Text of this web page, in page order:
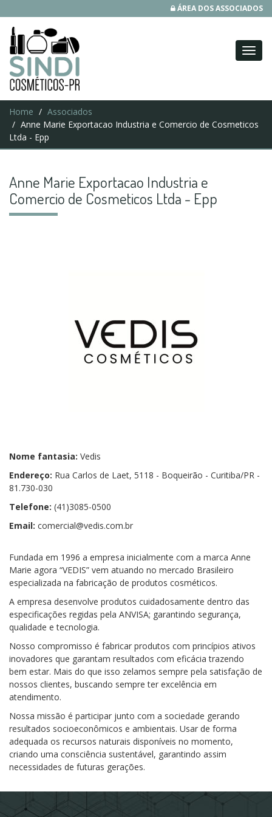
ÁREA DOS ASSOCIADOS
Home
Associados
Anne Marie Exportacao Industria e Comercio de Cosmeticos
Ltda - Epp
Anne Marie Exportacao Industria e
Comercio de Cosmeticos Ltda - Epp
Nome fantasia: Vedis
Endereço: Rua Carlos de Laet, 5118 - Boqueirão - Curitiba/PR -
81.730-030
Telefone: (41)3085-0500
Email: comercial@vedis.com.br
Fundada em 1996 a empresa inicialmente com a marca Anne
Marie agora “VEDIS” vem atuando no mercado Brasileiro
especializada na fabricação de produtos cosméticos.
A empresa desenvolve produtos cuidadosamente dentro das
especificações regidas pela ANVISA; garantindo segurança,
qualidade e tecnologia.
Nosso compromisso é fabricar produtos com princípios ativos
inovadores que garantam resultados com eficácia trazendo
bem estar. Mais do que isso zelamos sempre pela satisfação de
nossos clientes, buscando sempre ter excelência em
atendimento.
Nossa missão é participar junto com a sociedade gerando
resultados socioeconômicos e ambientais. Usar de forma
adequada os recursos naturais disponíveis no momento,
criando uma consciência sustentável, garantindo assim
necessidades de futuras gerações.